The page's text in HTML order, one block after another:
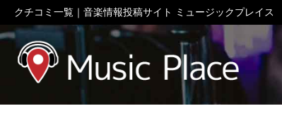
クチコミ一覧｜音楽情報投稿サイト ミュージックプレイス
ミュー